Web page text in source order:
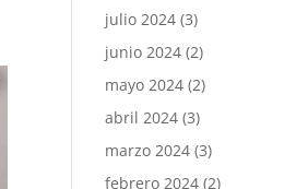
julio 2024 (3)
junio 2024 (2)
mayo 2024 (2)
abril 2024 (3)
marzo 2024 (3)
febrero 2024 (2)